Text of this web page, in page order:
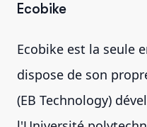
Ecobike
Ecobike est la seule
dispose de son
(EB Technology)